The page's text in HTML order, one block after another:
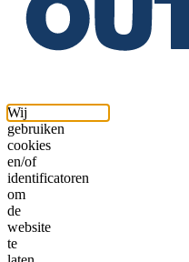
Wij
gebruiken
cookies
en/of
identificatoren
om
de
website
te